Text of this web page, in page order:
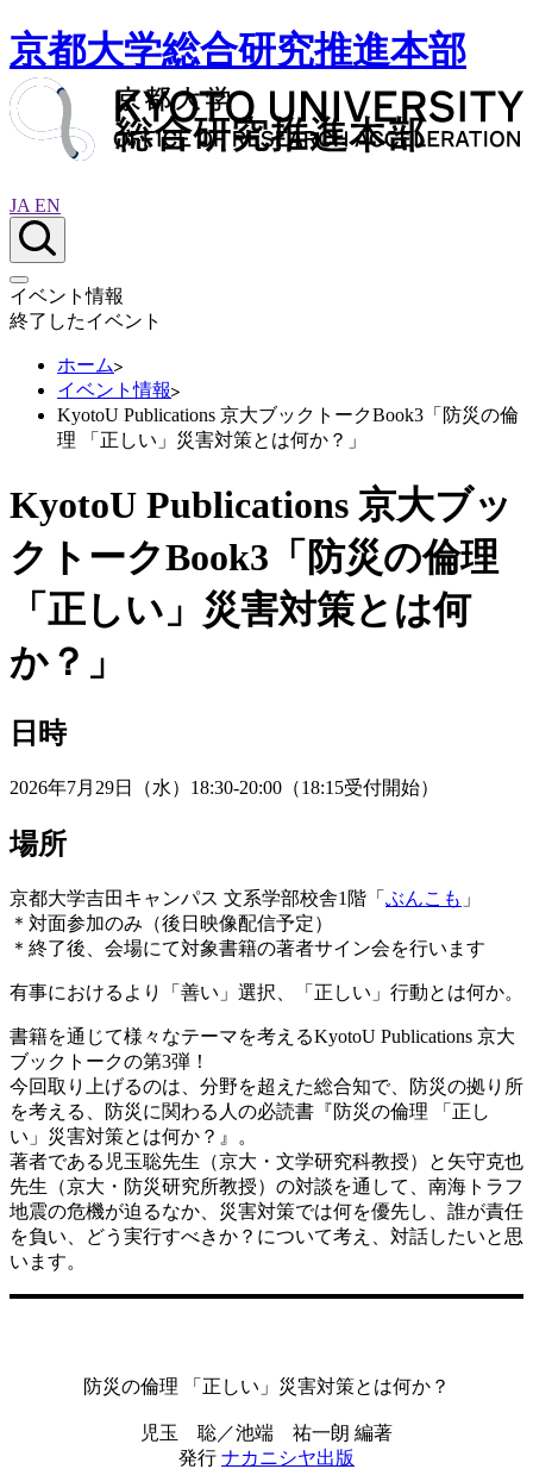
京都大学総合研究推進本部
JA EN
イベント情報
終了したイベント
ホーム
イベント情報
KyotoU Publications 京大ブックトークBook3「防災の倫
理 「正しい」災害対策とは何か？」
KyotoU Publications 京大ブッ
クトークBook3「防災の倫理
「正しい」災害対策とは何
か？」
日時
2026年7月29日（水）18:30-20:00（18:15受付開始）
場所
京都大学吉田キャンパス 文系学部校舎1階「 ぶんこも 」
＊対面参加のみ（後日映像配信予定）
＊終了後、会場にて対象書籍の著者サイン会を行います
有事におけるより「善い」選択、「正しい」行動とは何か。
書籍を通じて様々なテーマを考えるKyotoU Publications 京大
ブックトークの第3弾！
今回取り上げるのは、分野を超えた総合知で、防災の拠り所
を考える、防災に関わる人の必読書『防災の倫理 「正し
い」災害対策とは何か？』。
著者である児玉聡先生（京大・文学研究科教授）と矢守克也
先生（京大・防災研究所教授）の対談を通して、南海トラフ
地震の危機が迫るなか、災害対策では何を優先し、誰が責任
を負い、どう実行すべきか？について考え、対話したいと思
います。
防災の倫理 「正しい」災害対策とは何か？
児玉 聡／池端 祐一朗 編著
発行 ナカニシヤ出版